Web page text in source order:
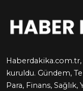
Haberdakika.com.tr,
kuruldu. Gündem,
Para, Finans, Sağlık,